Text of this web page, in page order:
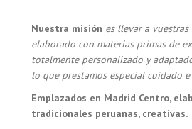
Nuestra misión es llevar a
elaborado con materias primas de
totalmente personalizado y
lo que prestamos especial cuidado
Emplazados en Madrid Centro,
tradicionales peruanas, creativas.